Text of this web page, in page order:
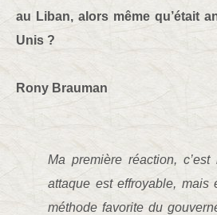
au Liban, alors même qu’était
Unis ?
Rony Brauman
Ma première réaction,
attaque est effroyable,
méthode favorite du